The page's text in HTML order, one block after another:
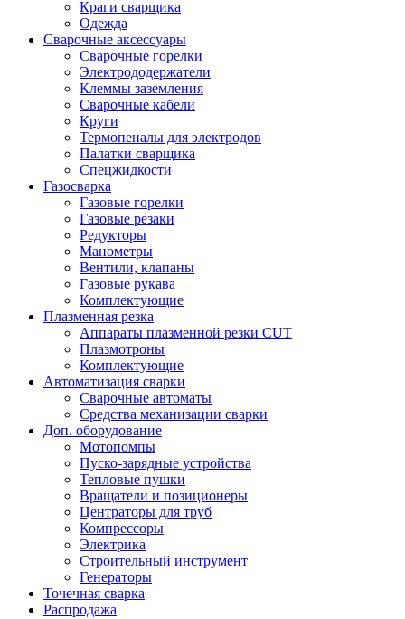
Краги сварщика
Одежда
Сварочные аксессуары
Сварочные горелки
Электрододержатели
Клеммы заземления
Сварочные кабели
Круги
Термопеналы для электродов
Палатки сварщика
Спецжидкости
Газосварка
Газовые горелки
Газовые резаки
Редукторы
Манометры
Вентили, клапаны
Газовые рукава
Комплектующие
Плазменная резка
Аппараты плазменной резки CUT
Плазмотроны
Комплектующие
Автоматизация сварки
Сварочные автоматы
Средства механизации сварки
Доп. оборудование
Мотопомпы
Пуско-зарядные устройства
Тепловые пушки
Вращатели и позиционеры
Центраторы для труб
Компрессоры
Электрика
Строительный инструмент
Генераторы
Точечная сварка
Распродажа